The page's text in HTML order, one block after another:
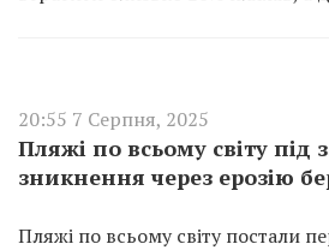
20:55 7 Серпня, 2025
Пляжі по всьому світу під
зникнення через ерозію
Пляжі по всьому світу постали